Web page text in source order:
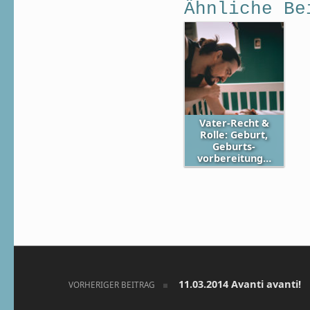
Ähnliche
Vater-Recht &
Rolle: Geburt,
Geburts­
vorbereitung…
Beitragsnavigation
VORHERIGER BEITRAG 11.03.2014 Avanti avanti!